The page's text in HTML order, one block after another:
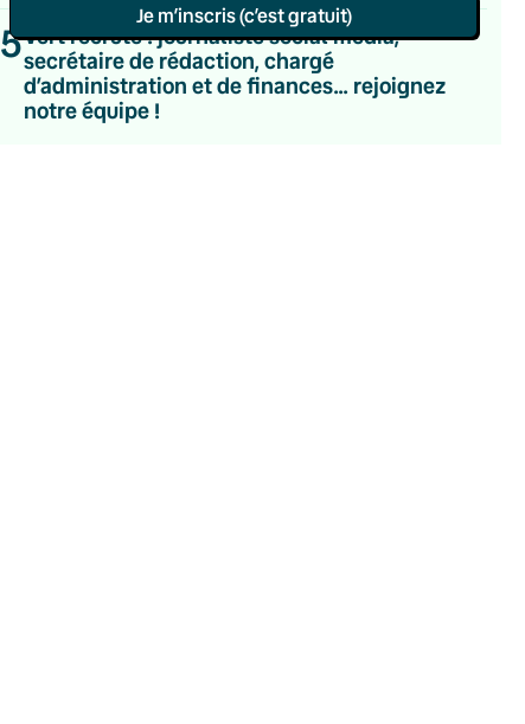
5Vert recrute : journaliste social media,
secrétaire de rédaction, chargé
d’administration et de finances… rejoignez
notre équipe !
Je m’inscris (c’est gratuit)
Politique de confidentialité